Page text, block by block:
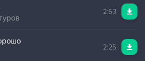
2:53
2:25